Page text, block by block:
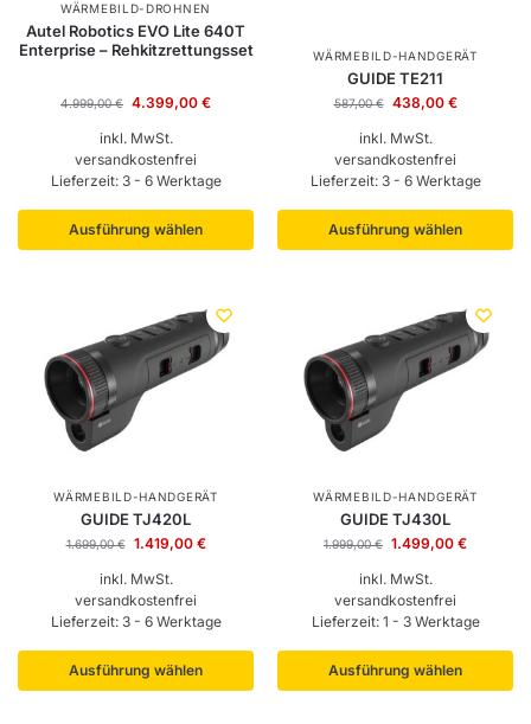
WÄRMEBILD-DROHNEN
Autel Robotics EVO Lite 640T
Enterprise – Rehkitzrettungsset
4.999,00€ 4.399,00 €
inkl. MwSt.
versandkostenfrei
Lieferzeit: 3 - 6 Werktage
Ausführung wählen
WÄRMEBILD-HANDGERÄT
GUIDE TE211
587,00€ 438,00 €
inkl. MwSt.
versandkostenfrei
Lieferzeit: 3 - 6 Werktage
Ausführung wählen
WÄRMEBILD-HANDGERÄT
GUIDE TJ420L
1.699,00€ 1.419,00 €
inkl. MwSt.
versandkostenfrei
Lieferzeit: 3 - 6 Werktage
Ausführung wählen
WÄRMEBILD-HANDGERÄT
GUIDE TJ430L
1.999,00€ 1.499,00 €
inkl. MwSt.
versandkostenfrei
Lieferzeit: 1 - 3 Werktage
Ausführung wählen